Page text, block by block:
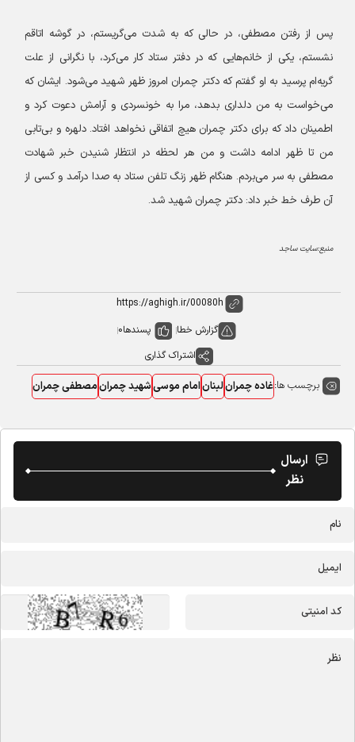
پس از رفتن مصطفی، در حالی که به شدت می‌گریستم، در گوشه اتاقم
نشستم، یکی از خانم‌هایی که در دفتر ستاد کار می‌کرد، با نگرانی از علت
گریه‌ام پرسید به او گفتم که دکتر چمران امروز ظهر شهید می‌شود. ایشان که
می‌خواست به من دلداری بدهد، مرا به خونسردی و آرامش دعوت کرد و
اطمینان داد که برای دکتر چمران هیچ اتفاقی نخواهد افتاد. دلهره و بی‌تابی
من تا ظهر ادامه داشت و من هر لحظه در انتظار شنیدن خبر شهادت
مصطفی به سر می‌بردم. هنگام ظهر زنگ تلفن ستاد به صدا درآمد و کسی از
آن طرف خط خبر داد: دکتر چمران شهید شد.
منبع:سایت ساجد
گزارش خطا پسندها0
اشتراک گذاری
برچسب ها:غاده چمرانلبنانامام موسیشهید چمرانمصطفی چمران
ارسال
نظر